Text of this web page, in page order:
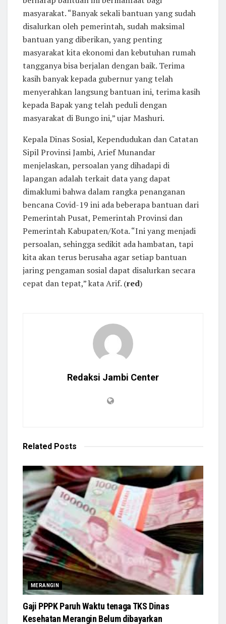
masyarakat. “Banyak sekali bantuan yang sudah
disalurkan oleh pemerintah, sudah maksimal
bantuan yang diberikan, yang penting
masyarakat kita ekonomi dan kebutuhan rumah
tangganya bisa berjalan dengan baik. Terima
kasih banyak kepada gubernur yang telah
menyerahkan langsung bantuan ini, terima kasih
kepada Bapak yang telah peduli dengan
masyarakat di Bungo ini,” ujar Mashuri.
Kepala Dinas Sosial, Kependudukan dan Catatan
Sipil Provinsi Jambi, Arief Munandar
menjelaskan, persoalan yang dihadapi di
lapangan adalah terkait data yang dapat
dimaklumi bahwa dalam rangka penanganan
bencana Covid-19 ini ada beberapa bantuan dari
Pemerintah Pusat, Pemerintah Provinsi dan
Pemerintah Kabupaten/Kota. “Ini yang menjadi
persoalan, sehingga sedikit ada hambatan, tapi
kita akan terus berusaha agar setiap bantuan
jaring pengaman sosial dapat disalurkan secara
cepat dan tepat,” kata Arif. (red)
Redaksi Jambi Center
Related Posts
MERANGIN
Gaji PPPK Paruh Waktu tenaga TKS Dinas
Kesehatan Merangin Belum dibayarkan